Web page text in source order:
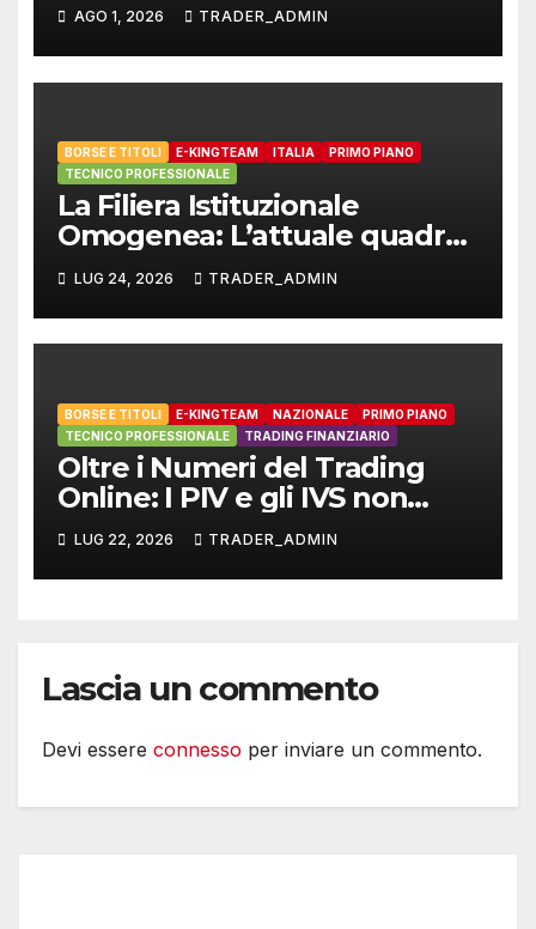
AGO 1, 2026 TRADER_ADMIN
BORSE E TITOLI E-KINGTEAM ITALIA
PRIMO PIANO
TECNICO PROFESSIONALE
La Filiera Istituzionale
Omogenea: L’attuale quadro
dello Standard Europeo
Armonizzato e il ruolo di E-
Kingteam International
LUG 24, 2026 TRADER_ADMIN
BORSE E TITOLI E-KINGTEAM NAZIONALE
PRIMO PIANO
TECNICO PROFESSIONALE
TRADING FINANZIARIO
Oltre i Numeri del Trading
Online: I PIV e gli IVS non
sono applicabili al trading
finanziario
LUG 22, 2026 TRADER_ADMIN
Lascia un commento
Devi essere connesso per inviare un commento.